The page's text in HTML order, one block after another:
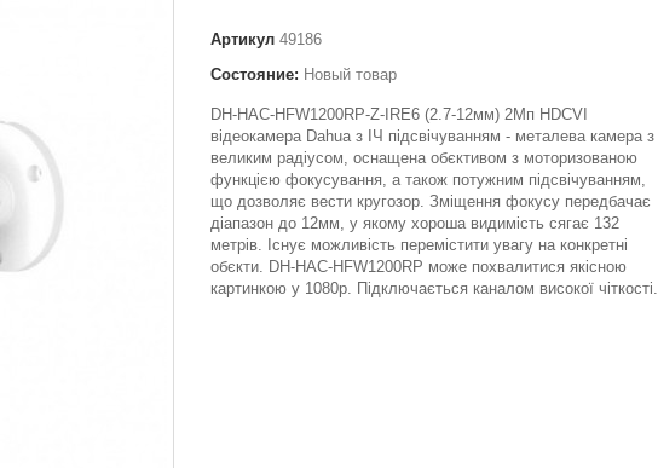
Артикул 49186
Состояние: Новый товар
DH-HAC-HFW1200RP-Z-IRE6 (2.7-12мм) 2Мп HDCVI
відеокамера Dahua з ІЧ підсвічуванням - металева камера з
великим радіусом, оснащена обєктивом з моторизованою
функцією фокусування, а також потужним підсвічуванням,
що дозволяє вести кругозор. Зміщення фокусу передбачає
діапазон до 12мм, у якому хороша видимість сягає 132
метрів. Існує можливість перемістити увагу на конкретні
обєкти. DH-HAC-HFW1200RP може похвалитися якісною
картинкою у 1080p. Підключається каналом високої чіткості.